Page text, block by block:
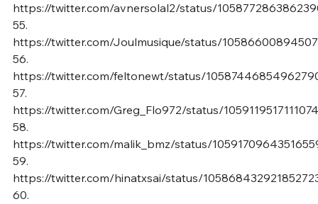
https://twitter.com/avnersolal2/status/
55.
https://twitter.com/Joulmusique/status/
56.
https://twitter.com/feltonewt/status/
57.
https://twitter.com/Greg_Flo972/status/
58.
https://twitter.com/malik_bmz/status/
59.
https://twitter.com/hinatxsai/status/
60.